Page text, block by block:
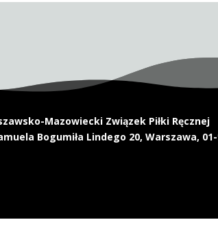
Mazowiecki Związek Piłki Ręcznej
Bogumiła Lindego 20, Warszawa,